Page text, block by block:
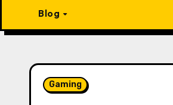
Blog
Gaming